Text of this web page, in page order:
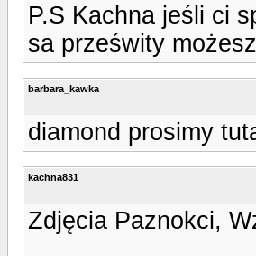
P.S Kachna jeśli ci
sa prześwity
barbara_kawka
diamond prosimy
kachna831
Zdjęcia Paznokci,